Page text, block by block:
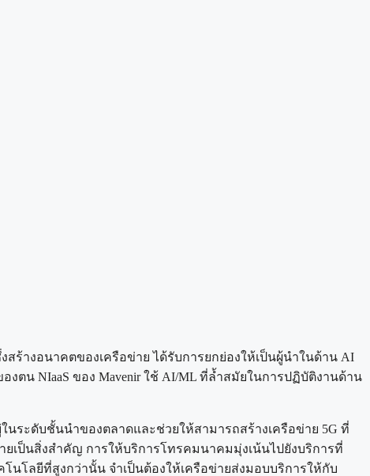
สร้างอนาคตของเครือข่าย ได้รับการยกย่องให้เป็นผู้นำในด้าน AI
องตน NIaaS ของ Mavenir ใช้ AI/ML ที่ล้ำสมัยในการปฏิบัติงานด้าน
ระดับชั้นนำของตลาดและช่วยให้สามารถสร้างเครือข่าย 5G ที่
ยเป็นสิ่งสำคัญ การให้บริการโทรคมนาคมมุ่งเน้นไปยังบริการที่
โลยีที่สูงกว่านั้น จำเป็นต้องให้เครือข่ายส่งมอบบริการให้กับ